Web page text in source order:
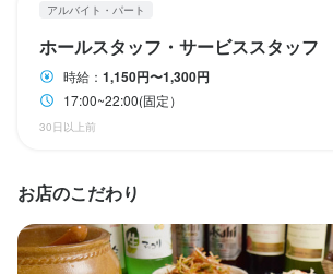
ヘルプ・お問い合わせフォーム
掲載をご検討の店舗様へ
利用規約
アルバイト・パート
ホールスタッフ・サービススタッフ
時給： 1,150円〜1,300円
17:00~22:00(固定）
30日以上前
お店のこだわり
待遇
特徴
学歴不問 大学生歓迎 高校生歓迎 面接1回 即日勤